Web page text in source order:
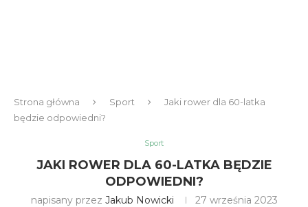
Strona główna Sport
Jaki rower dla 60-latka
będzie odpowiedni?
Sport
JAKI ROWER DLA 60-LATKA BĘDZIE
ODPOWIEDNI?
napisany przez Jakub Nowicki 27 września 2023